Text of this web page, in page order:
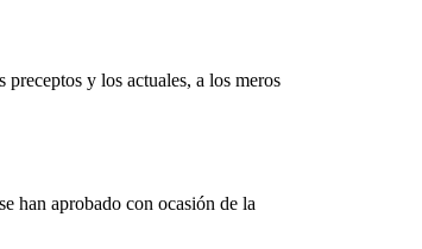
preceptos y los actuales, a los meros
han aprobado con ocasión de la